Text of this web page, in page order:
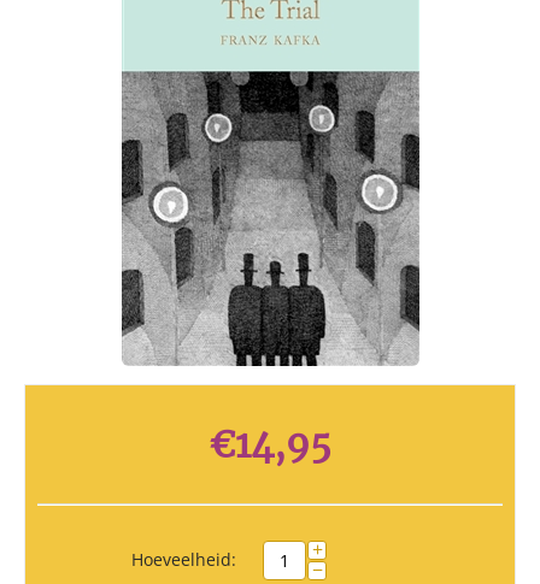
€14,95
Hoeveelheid: +
−